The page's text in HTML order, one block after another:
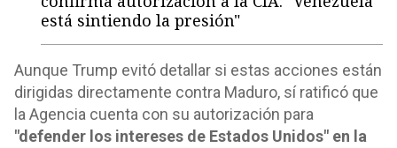
está sintiendo la presión"
Aunque Trump evitó detallar si estas acciones están
dirigidas directamente contra Maduro, sí ratificó que
la Agencia cuenta con su autorización para
"defender los intereses de Estados Unidos" en la